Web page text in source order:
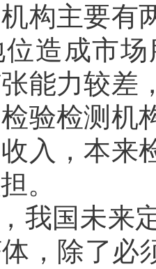
构主要有
造成市
能力较差
验检测机
入，本来
。
我国未来
，除了必